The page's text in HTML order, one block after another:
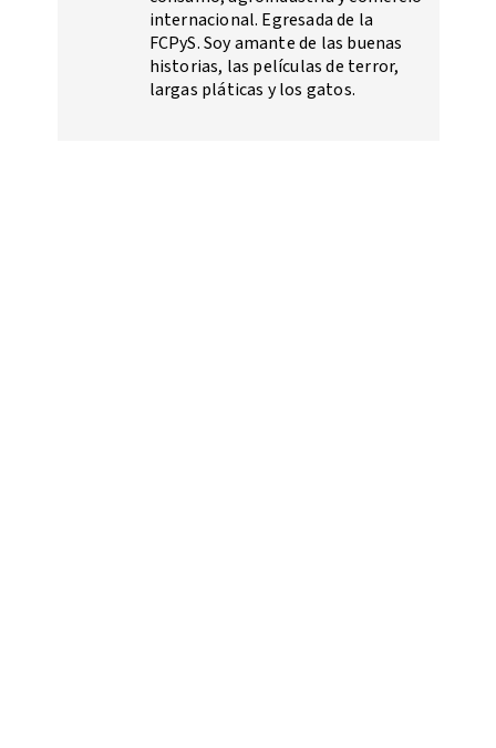
internacional. Egresada de la
FCPyS. Soy amante de las buenas
historias, las películas de terror,
largas pláticas y los gatos.